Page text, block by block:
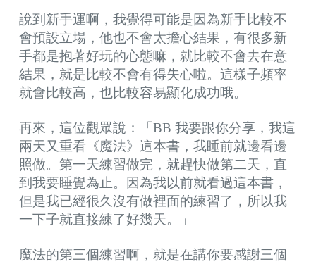
說到新手運啊，我覺得可能是因為新手比較不
會預設立場，他也不會太擔心結果，有很多新
手都是抱著好玩的心態嘛，就比較不會去在意
結果，就是比較不會有得失心啦。這樣子頻率
就會比較高，也比較容易顯化成功哦。
再來，這位觀眾說：「BB 我要跟你分享，我這
兩天又重看《魔法》這本書，我睡前就邊看邊
照做。第一天練習做完，就趕快做第二天，直
到我要睡覺為止。因為我以前就看過這本書，
但是我已經很久沒有做裡面的練習了，所以我
一下子就直接練了好幾天。」
魔法的第三個練習啊，就是在講你要感謝三個